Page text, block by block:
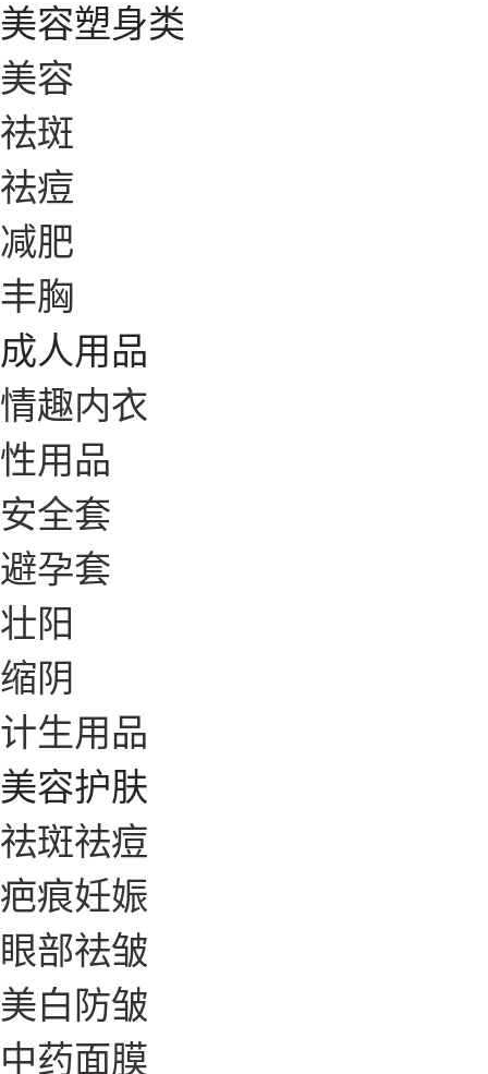
美容塑身类
美容
祛斑
祛痘
减肥
丰胸
成人用品
情趣内衣
性用品
安全套
避孕套
壮阳
缩阴
计生用品
美容护肤
祛斑祛痘
疤痕妊娠
眼部祛皱
美白防皱
中药面膜